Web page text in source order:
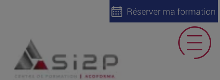
Réserver ma formation